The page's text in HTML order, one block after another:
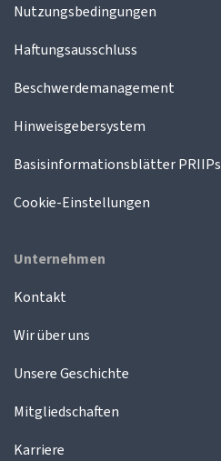
Nutzungsbedingungen
Haftungsausschluss
Beschwerdemanagement
Hinweisgebersystem
Basisinformationsblätter PRIIPs
Cookie-Einstellungen
Unternehmen
Kontakt
Wir über uns
Unsere Geschichte
Mitgliedschaften
Karriere